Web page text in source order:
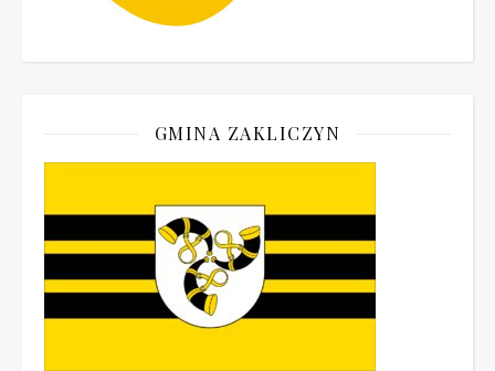
GMINA ZAKLICZYN